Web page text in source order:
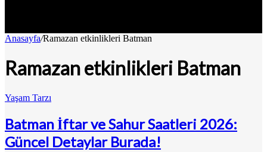
Anasayfa/Ramazan etkinlikleri Batman
Ramazan etkinlikleri Batman
Yaşam Tarzı
Batman İftar ve Sahur Saatleri 2026:
Güncel Detaylar Burada!